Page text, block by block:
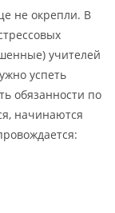
не окрепли. В
учителей
успеть
обязанности по
начинаются